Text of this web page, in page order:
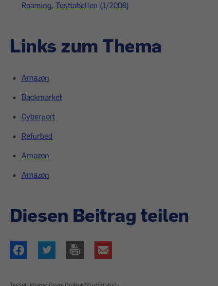
Roaming, Testtabellen (1/2008)
Links zum Thema
Amazon
Backmarket
Cyberport
Refurbed
Amazon
Amazon
Diesen Beitrag teilen